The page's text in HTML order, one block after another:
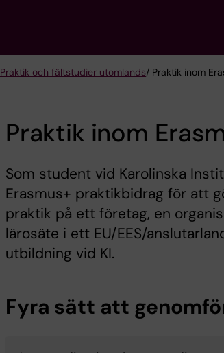
Praktik och fältstudier utomlands/ Praktik inom
Praktik inom
Som student vid Karolinska
Erasmus+ praktikbidrag för att
praktik på ett företag, en
lärosäte i ett EU/EES/
utbildning vid KI.
Fyra sätt att